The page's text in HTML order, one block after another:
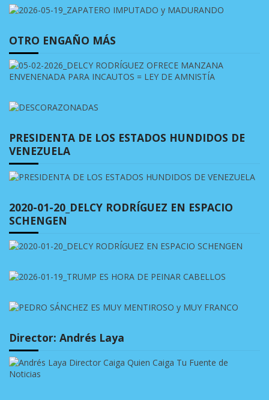
OTRO ENGAÑO MÁS
PRESIDENTA DE LOS ESTADOS HUNDIDOS DE
VENEZUELA
2020-01-20_DELCY RODRÍGUEZ EN ESPACIO
SCHENGEN
Director: Andrés Laya